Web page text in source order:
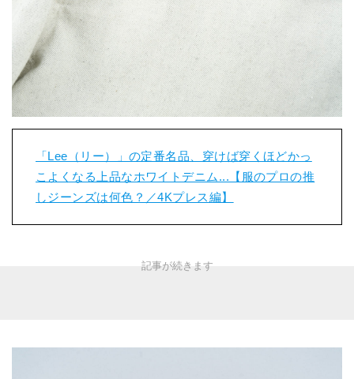
「Lee（リー）」の定番名品、穿けば穿くほどかっ
こよくなる上品なホワイトデニム...【服のプロの推
しジーンズは何色？／4Kプレス編】